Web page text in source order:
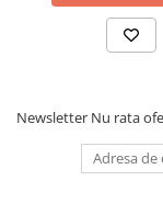
Newsletter Nu rata